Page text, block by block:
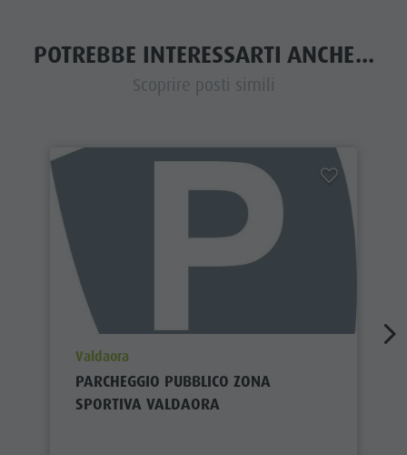
POTREBBE INTERESSARTI ANCHE...
Scoprire posti simili
aria.poi_location_prefix
Valdaora
PARCHEGGIO PUBBLICO ZONA
SPORTIVA VALDAORA